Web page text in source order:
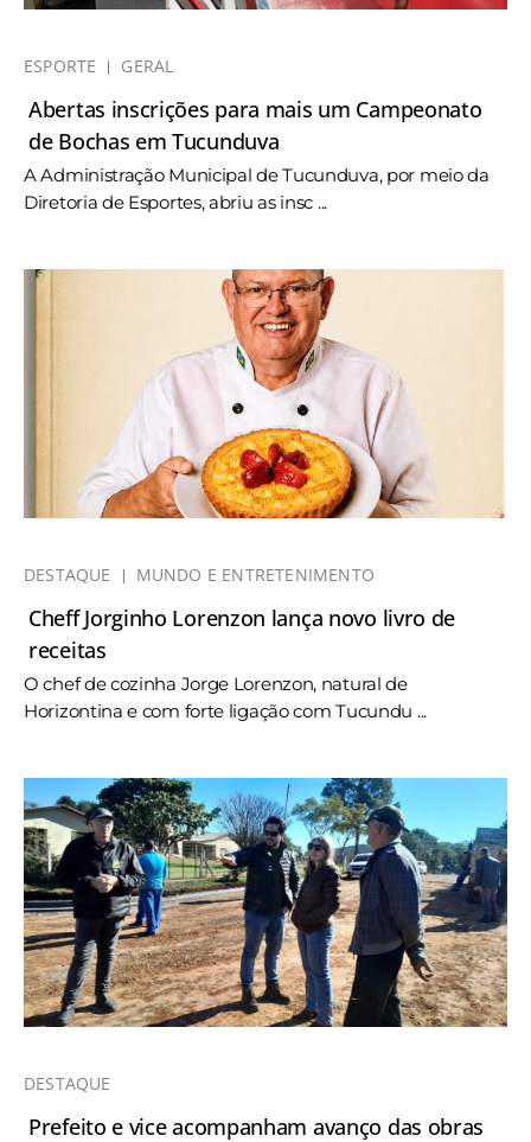
ESPORTE GERAL
Abertas inscrições para mais um Campeonato
de Bochas em Tucunduva
A Administração Municipal de Tucunduva, por meio da
Diretoria de Esportes, abriu as insc ...
DESTAQUE MUNDO E ENTRETENIMENTO
Cheff Jorginho Lorenzon lança novo livro de
receitas
O chef de cozinha Jorge Lorenzon, natural de
Horizontina e com forte ligação com Tucundu ...
DESTAQUE
Prefeito e vice acompanham avanço das obras